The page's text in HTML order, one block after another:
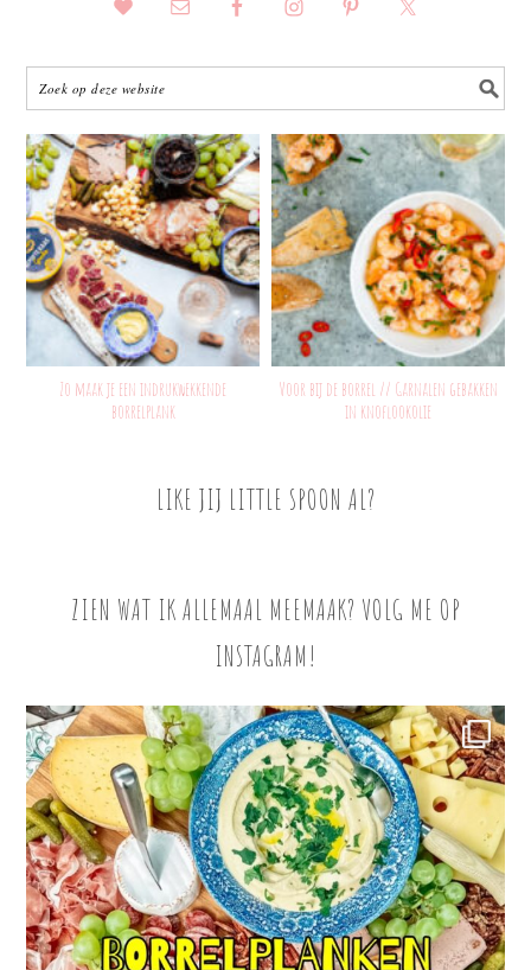
Zo maak je een indrukwekkende
borrelplank
Voor bij de borrel // Garnalen gebakken
in knoflookolie
LIKE JIJ LITTLE SPOON AL?
ZIEN WAT IK ALLEMAAL MEEMAAK? VOLG ME OP
INSTAGRAM!